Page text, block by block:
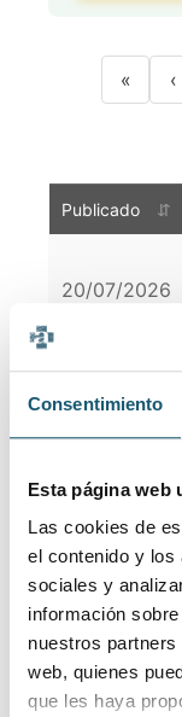
Consentimiento
Esta página web
Las cookies de
el contenido y los
sociales y
información
nuestros
web, quienes
que les haya
« ‹
Publicado ⇵
20/07/2026
29/07/2026
29/07/2026
30/07/2026